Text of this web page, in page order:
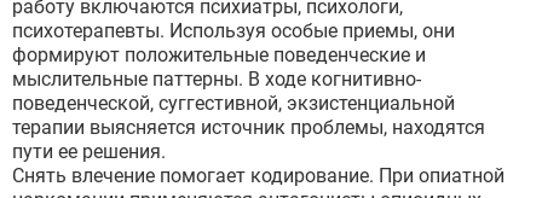
работу включаются психиатры, психологи,
психотерапевты. Используя особые приемы, они
формируют положительные поведенческие и
мыслительные паттерны. В ходе когнитивно-
поведенческой, суггестивной, экзистенциальной
терапии выясняется источник проблемы, находятся
пути ее решения.
Снять влечение помогает кодирование. При опиатной